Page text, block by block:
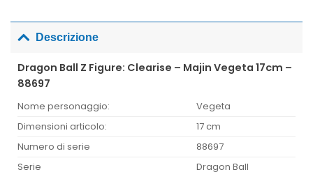
Descrizione
Dragon Ball Z Figure: Clearise – Majin Vegeta 17cm –
88697
Nome personaggio:
Vegeta
Dimensioni articolo:
17 cm
Numero di serie
88697
Serie
Dragon Ball